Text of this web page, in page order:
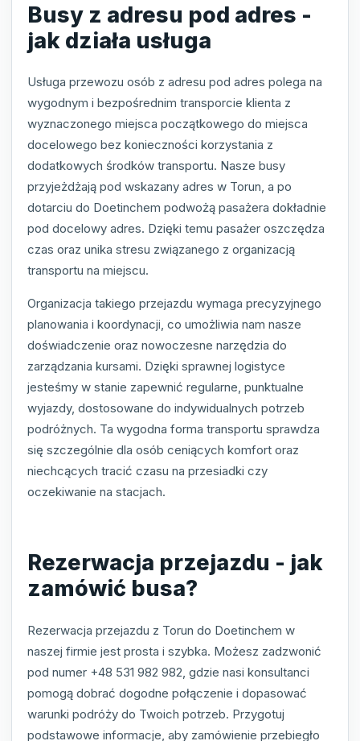
Busy z adresu pod adres -
jak działa usługa
Usługa przewozu osób z adresu pod adres polega na
wygodnym i bezpośrednim transporcie klienta z
wyznaczonego miejsca początkowego do miejsca
docelowego bez konieczności korzystania z
dodatkowych środków transportu. Nasze busy
przyjeżdżają pod wskazany adres w Torun, a po
dotarciu do Doetinchem podwożą pasażera dokładnie
pod docelowy adres. Dzięki temu pasażer oszczędza
czas oraz unika stresu związanego z organizacją
transportu na miejscu.
Organizacja takiego przejazdu wymaga precyzyjnego
planowania i koordynacji, co umożliwia nam nasze
doświadczenie oraz nowoczesne narzędzia do
zarządzania kursami. Dzięki sprawnej logistyce
jesteśmy w stanie zapewnić regularne, punktualne
wyjazdy, dostosowane do indywidualnych potrzeb
podróżnych. Ta wygodna forma transportu sprawdza
się szczególnie dla osób ceniących komfort oraz
niechcących tracić czasu na przesiadki czy
oczekiwanie na stacjach.
Rezerwacja przejazdu - jak
zamówić busa?
Rezerwacja przejazdu z Torun do Doetinchem w
naszej firmie jest prosta i szybka. Możesz zadzwonić
pod numer +48 531 982 982, gdzie nasi konsultanci
pomogą dobrać dogodne połączenie i dopasować
warunki podróży do Twoich potrzeb. Przygotuj
podstawowe informacje, aby zamówienie przebiegło